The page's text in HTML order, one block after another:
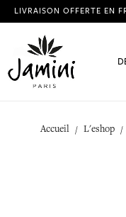
LIVRAISON OFFERTE EN
Accueil L'eshop